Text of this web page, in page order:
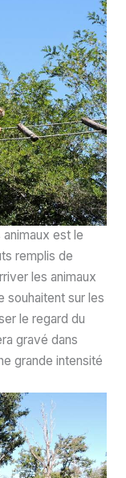
est le
remplis de
les animaux
souhaitent sur les
le regard du
gravé dans
grande intensité